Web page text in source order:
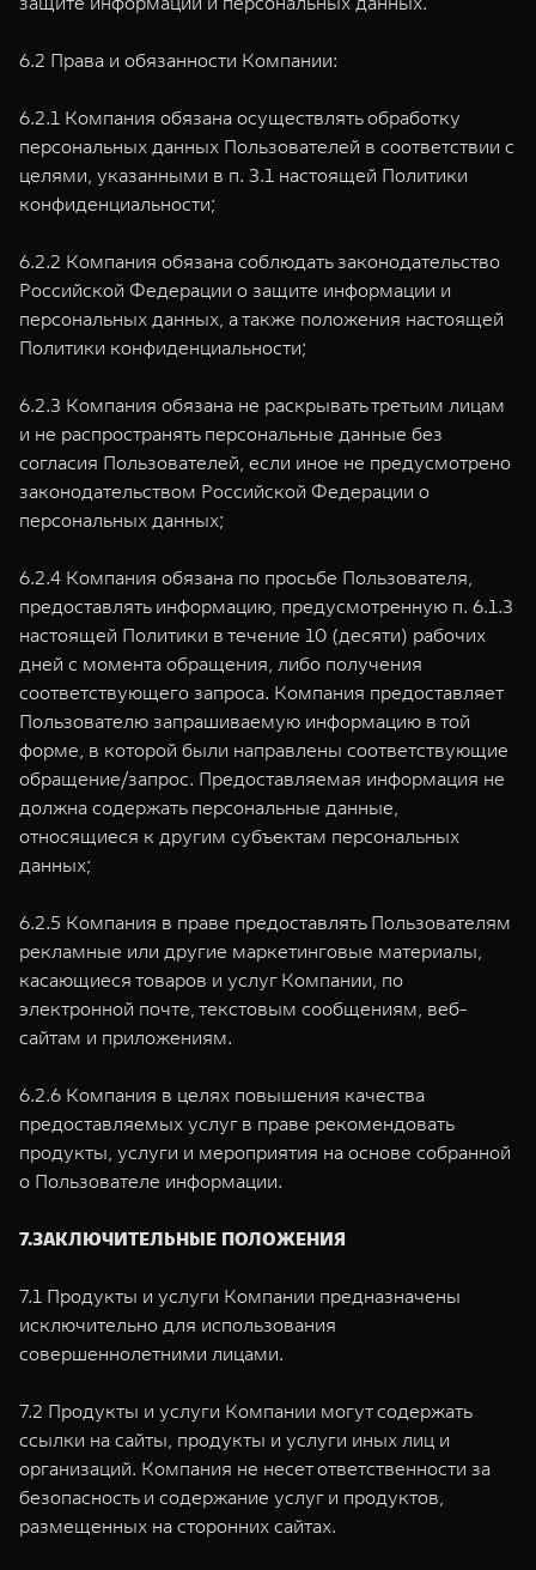
6.2 Права и обязанности Компании:
6.2.1 Компания обязана осуществлять обработку
персональных данных Пользователей в соответствии с
целями, указанными в п. 3.1 настоящей Политики
конфиденциальности;
6.2.2 Компания обязана соблюдать законодательство
Российской Федерации о защите информации и
персональных данных, а также положения настоящей
Политики конфиденциальности;
6.2.3 Компания обязана не раскрывать третьим лицам
и не распространять персональные данные без
согласия Пользователей, если иное не предусмотрено
законодательством Российской Федерации о
персональных данных;
6.2.4 Компания обязана по просьбе Пользователя,
предоставлять информацию, предусмотренную п. 6.1.3
настоящей Политики в течение 10 (десяти) рабочих
дней с момента обращения, либо получения
соответствующего запроса. Компания предоставляет
Пользователю запрашиваемую информацию в той
форме, в которой были направлены соответствующие
обращение/запрос. Предоставляемая информация не
должна содержать персональные данные,
относящиеся к другим субъектам персональных
данных;
6.2.5 Компания в праве предоставлять Пользователям
рекламные или другие маркетинговые материалы,
касающиеся товаров и услуг Компании, по
электронной почте, текстовым сообщениям, веб-
сайтам и приложениям.
6.2.6 Компания в целях повышения качества
предоставляемых услуг в праве рекомендовать
продукты, услуги и мероприятия на основе собранной
о Пользователе информации.
7.ЗАКЛЮЧИТЕЛЬНЫЕ ПОЛОЖЕНИЯ
7.1 Продукты и услуги Компании предназначены
исключительно для использования
совершеннолетними лицами.
7.2 Продукты и услуги Компании могут содержать
ссылки на сайты, продукты и услуги иных лиц и
организаций. Компания не несет ответственности за
безопасность и содержание услуг и продуктов,
размещенных на сторонних сайтах.